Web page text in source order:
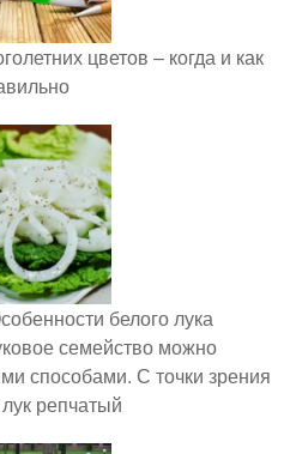
цветов – когда и как
белого лука
семейство можно
способами. С точки зрения
репчатый